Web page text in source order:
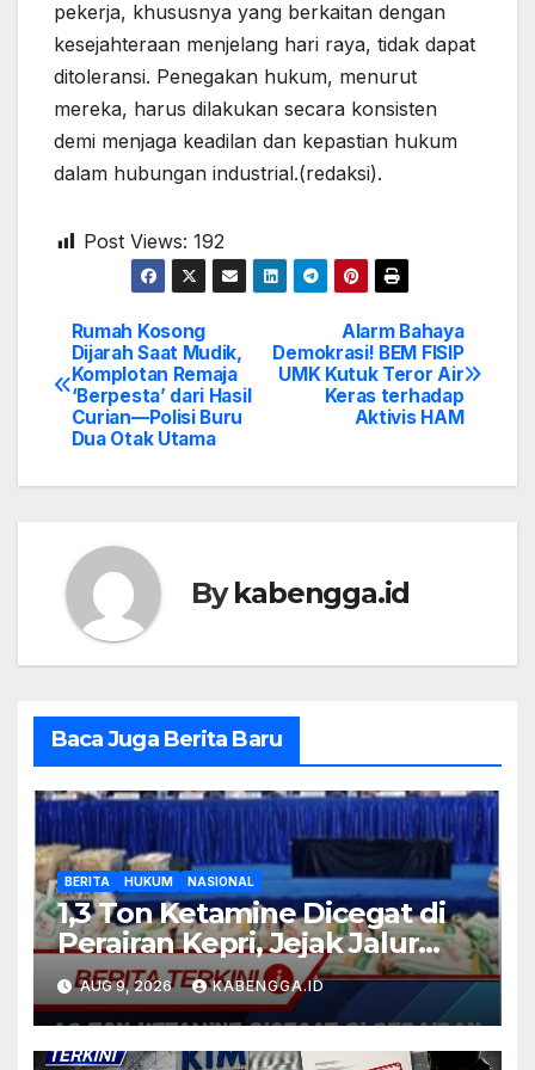
pekerja, khususnya yang berkaitan dengan
kesejahteraan menjelang hari raya, tidak dapat
ditoleransi. Penegakan hukum, menurut
mereka, harus dilakukan secara konsisten
demi menjaga keadilan dan kepastian hukum
dalam hubungan industrial.(redaksi).
Post Views: 192
Post
navigation
Alarm Bahaya
Demokrasi! BEM FISIP
UMK Kutuk Teror Air
Keras terhadap
Aktivis HAM
Rumah Kosong
Dijarah Saat Mudik,
Komplotan Remaja
‘Berpesta’ dari Hasil
Curian—Polisi Buru
Dua Otak Utama
Bykabengga.id
Baca Juga Berita Baru
BERITA HUKUM NASIONAL
1,3 Ton Ketamine Dicegat di
Perairan Kepri, Jejak Jalur
Laut Internasional Mulai
Terkuak
AUG 9, 2026 KABENGGA.ID